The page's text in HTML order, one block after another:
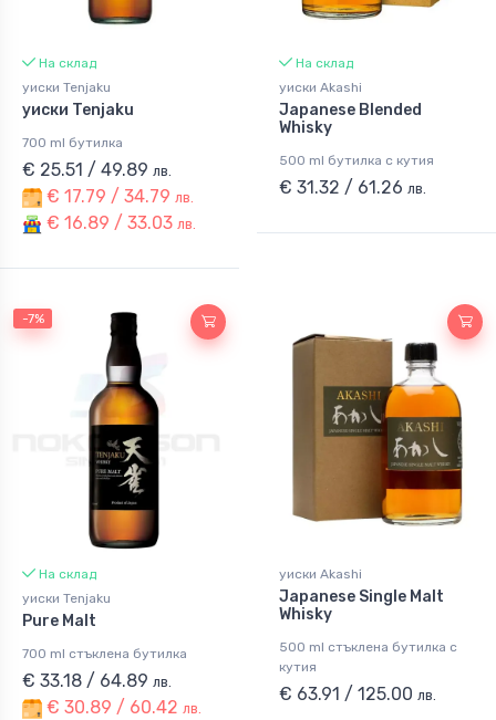
На склад
уиски Tenjaku
уиски Tenjaku
700 ml бутилка
€ 25.51 / 49.89 лв.
€ 17.79 / 34.79 лв.
€ 16.89 / 33.03 лв.
На склад
уиски Akashi
Japanese Blended
Whisky
500 ml бутилка с кутия
€ 31.32 / 61.26 лв.
-7%
На склад
уиски Tenjaku
Pure Malt
700 ml стъклена бутилка
€ 33.18 / 64.89 лв.
€ 30.89 / 60.42 лв.
уиски Akashi
Japanese Single Malt
Whisky
500 ml стъклена бутилка с
кутия
€ 63.91 / 125.00 лв.